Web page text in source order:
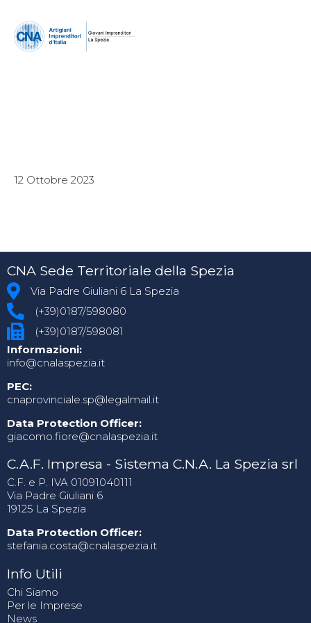
12 Ottobre 2023
CNA Sede Territoriale della Spezia
Via Padre Giuliani 6 La Spezia
(+39)0187/598080
(+39)0187/598081
Informazioni:
info@cnalaspezia.it
PEC:
cnaprovinciale.sp@legalmail.it
Data Protection Officer:
giacomo.fiore@cnalaspezia.it
C.A.F. Impresa - Sistema C.N.A. La Spezia srl
C.F. e P. IVA 01091040111
Via Padre Giuliani 6
19125 La Spezia
Data Protection Officer:
stefania.costa@cnalaspezia.it
Info Utili
Chi Siamo
Per le Imprese
News